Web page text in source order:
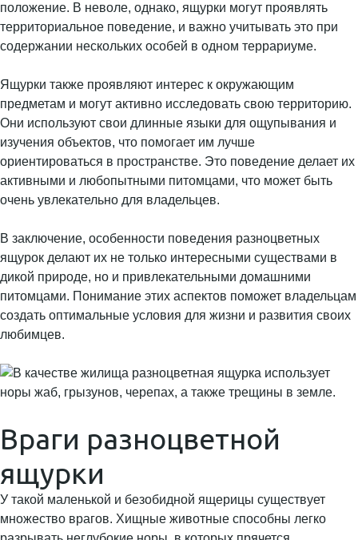
положение. В неволе, однако, ящурки могут проявлять
территориальное поведение, и важно учитывать это при
содержании нескольких особей в одном террариуме.
Ящурки также проявляют интерес к окружающим
предметам и могут активно исследовать свою территорию.
Они используют свои длинные языки для ощупывания и
изучения объектов, что помогает им лучше
ориентироваться в пространстве. Это поведение делает их
активными и любопытными питомцами, что может быть
очень увлекательно для владельцев.
В заключение, особенности поведения разноцветных
ящурок делают их не только интересными существами в
дикой природе, но и привлекательными домашними
питомцами. Понимание этих аспектов поможет владельцам
создать оптимальные условия для жизни и развития своих
любимцев.
Враги разноцветной
ящурки
У такой маленькой и безобидной ящерицы существует
множество врагов. Хищные животные способны легко